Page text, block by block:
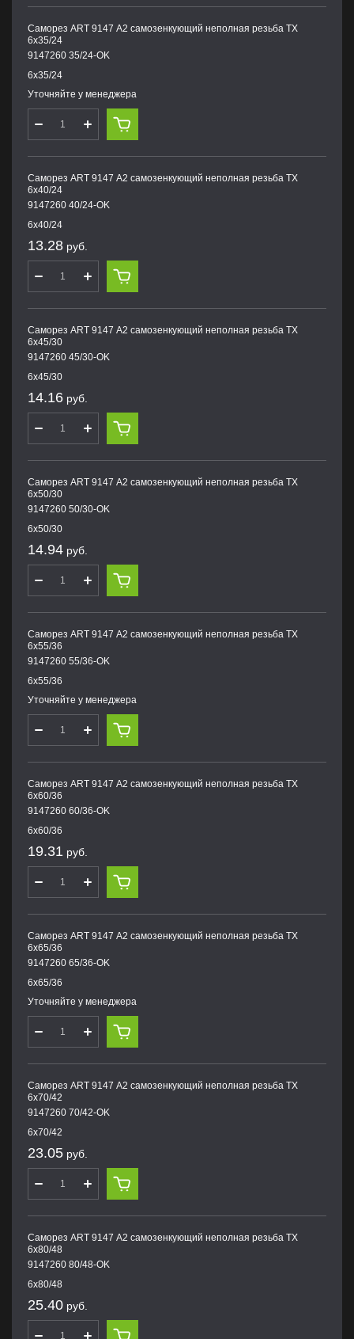
Саморез ART 9147 А2 самозенкующий неполная резьба TX
6х35/24
9147260 35/24-OK
6х35/24
Уточняйте у менеджера
Саморез ART 9147 А2 самозенкующий неполная резьба TX
6х40/24
9147260 40/24-OK
6х40/24
13.28 руб.
Саморез ART 9147 А2 самозенкующий неполная резьба TX
6х45/30
9147260 45/30-OK
6х45/30
14.16 руб.
Саморез ART 9147 А2 самозенкующий неполная резьба TX
6х50/30
9147260 50/30-OK
6х50/30
14.94 руб.
Саморез ART 9147 А2 самозенкующий неполная резьба TX
6х55/36
9147260 55/36-OK
6х55/36
Уточняйте у менеджера
Саморез ART 9147 А2 самозенкующий неполная резьба TX
6х60/36
9147260 60/36-OK
6х60/36
19.31 руб.
Саморез ART 9147 А2 самозенкующий неполная резьба TX
6х65/36
9147260 65/36-OK
6х65/36
Уточняйте у менеджера
Саморез ART 9147 А2 самозенкующий неполная резьба TX
6х70/42
9147260 70/42-OK
6х70/42
23.05 руб.
Саморез ART 9147 А2 самозенкующий неполная резьба TX
6х80/48
9147260 80/48-OK
6х80/48
25.40 руб.